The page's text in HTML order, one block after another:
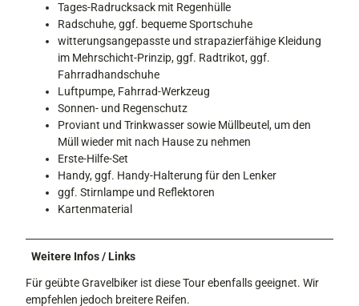
Tages-Radrucksack mit Regenhülle
Radschuhe, ggf. bequeme Sportschuhe
witterungsangepasste und strapazierfähige Kleidung
im Mehrschicht-Prinzip, ggf. Radtrikot, ggf.
Fahrradhandschuhe
Luftpumpe, Fahrrad-Werkzeug
Sonnen- und Regenschutz
Proviant und Trinkwasser sowie Müllbeutel, um den
Müll wieder mit nach Hause zu nehmen
Erste-Hilfe-Set
Handy, ggf. Handy-Halterung für den Lenker
ggf. Stirnlampe und Reflektoren
Kartenmaterial
Weitere Infos / Links
Für geübte Gravelbiker ist diese Tour ebenfalls geeignet. Wir
empfehlen jedoch breitere Reifen.